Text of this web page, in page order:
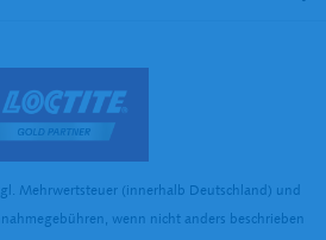
Mehrwertsteuer (innerhalb Deutschland) und
wenn nicht anders beschrieben